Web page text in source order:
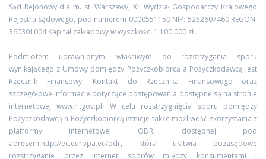
Sąd Rejonowy dla m. st. Warszawy, XII Wydział Gospodarczy Krajowego
Rejestru Sądowego, pod numerem 0000551150 NIP: 5252607460 REGON:
360301004 Kapitał zakładowy w wysokości 1.100.000 zł.
Podmiotem uprawnionym, właściwym do rozstrzygania sporu
wynikającego z Umowy pomiędzy Pożyczkobiorcą a Pożyczkodawcą jest
Rzecznik Finansowy. Kontakt do Rzecznika Finansowego oraz
szczegółowe informacje dotyczące postępowania dostępne są na stronie
internetowej www.rf.gov.pl. W celu rozstrzygnięcia sporu pomiędzy
Pożyczkodawcą a Pożyczkobiorcą istnieje także możliwość skorzystania z
platformy internetowej ODR, dostępnej pod
adresem:http://ec.europa.eu/odr, która ułatwia pozasądowe
rozstrzyganie przez internet sporów między konsumentami i